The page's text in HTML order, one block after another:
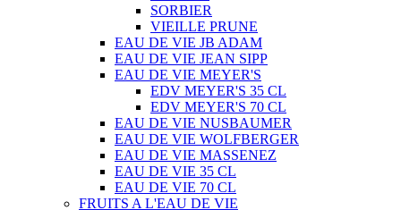
SORBIER
VIEILLE PRUNE
EAU DE VIE JB ADAM
EAU DE VIE JEAN SIPP
EAU DE VIE MEYER'S
EDV MEYER'S 35 CL
EDV MEYER'S 70 CL
EAU DE VIE NUSBAUMER
EAU DE VIE WOLFBERGER
EAU DE VIE MASSENEZ
EAU DE VIE 35 CL
EAU DE VIE 70 CL
FRUITS A L'EAU DE VIE